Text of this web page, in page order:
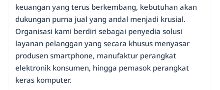
keuangan yang terus berkembang, kebutuhan akan
dukungan purna jual yang andal menjadi krusial.
Organisasi kami berdiri sebagai penyedia solusi
layanan pelanggan yang secara khusus menyasar
produsen smartphone, manufaktur perangkat
elektronik konsumen, hingga pemasok perangkat
keras komputer.